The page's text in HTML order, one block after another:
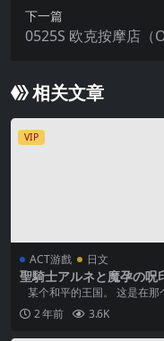
下一篇
0525S 欧克按摩店
相关文章
VIP
ACT游戲 日文
聖騎士アルネと魔孕の呪
Another No Tears～
7)
某个和平的王国。 这是在那
国中维护治安的“圣骑士团”。
圣骑士团的...
2 年前 3.6K